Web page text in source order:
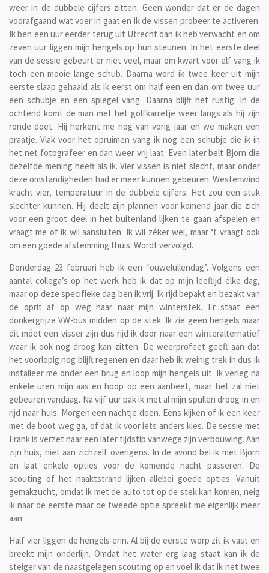
weer in de dubbele cijfers zitten. Geen wonder dat er de dagen
voorafgaand wat voer in gaat en ik de vissen probeer te activeren.
Ik ben een uur eerder terug uit Utrecht dan ik heb verwacht en om
zeven uur liggen mijn hengels op hun steunen. In het eerste deel
van de sessie gebeurt er niet veel, maar om kwart voor elf vang ik
toch een mooie lange schub. Daarna word ik twee keer uit mijn
eerste slaap gehaald als ik eerst om half een en dan om twee uur
een schubje en een spiegel vang. Daarna blijft het rustig. In de
ochtend komt de man met het golfkarretje weer langs als hij zijn
ronde doet. Hij herkent me nog van vorig jaar en we maken een
praatje. Vlak voor het opruimen vang ik nog een schubje die ik in
het net fotografeer en dan weer vrij laat. Even later belt Bjorn die
dezelfde mening heeft als ik. Vier vissen is niet slecht, maar onder
deze omstandigheden had er meer kunnen gebeuren. Westenwind
kracht vier, temperatuur in de dubbele cijfers. Het zou een stuk
slechter kunnen. Hij deelt zijn plannen voor komend jaar die zich
voor een groot deel in het buitenland lijken te gaan afspelen en
vraagt me of ik wil aansluiten. Ik wil zéker wel, maar ‘t vraagt ook
om een goede afstemming thuis. Wordt vervolgd.
Donderdag 23 februari heb ik een “ouwelullendag”. Volgens een
aantal collega’s op het werk heb ik dat op mijn leeftijd élke dag,
maar op deze specifieke dag ben ik vrij. Ik rijd bepakt en bezakt van
de oprit af op weg naar naar mijn winterstek. Er staat een
donkergrijze VW-bus midden op de stek. Ik zie geen hengels maar
dit móet een visser zijn dus rijd ik door naar een winteralternatief
waar ik ook nog droog kan zitten. De weerprofeet geeft aan dat
het voorlopig nog blijft regenen en daar heb ik weinig trek in dus ik
installeer me onder een brug en loop mijn hengels uit. Ik verleg na
enkele uren mijn aas en hoop op een aanbeet, maar het zal niet
gebeuren vandaag. Na vijf uur pak ik met al mijn spullen droog in en
rijd naar huis. Morgen een nachtje doen. Eens kijken of ik een keer
met de boot weg ga, of dat ik voor iets anders kies. De sessie met
Frank is verzet naar een later tijdstip vanwege zijn verbouwing. Aan
zijn huis, niet aan zichzelf overigens. In de avond bel ik met Bjorn
en laat enkele opties voor de komende nacht passeren. De
scouting of het naaktstrand lijken allebei goede opties. Vanuit
gemakzucht, omdat ik met de auto tot op de stek kan komen, neig
ik naar de eerste maar de tweede optie spreekt me eigenlijk meer
aan.
Half vier liggen de hengels erin. Al bij de eerste worp zit ik vast en
breekt mijn onderlijn. Omdat het water erg laag staat kan ik de
steiger van de naastgelegen scouting op en voel ik dat ik net twee